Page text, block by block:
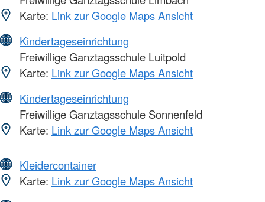
Karte: Link zur Google Maps Ansicht
Kindertageseinrichtung
Freiwillige Ganztagsschule Luitpold
Karte: Link zur Google Maps Ansicht
Kindertageseinrichtung
Freiwillige Ganztagsschule Sonnenfeld
Karte: Link zur Google Maps Ansicht
Kleidercontainer
Karte: Link zur Google Maps Ansicht